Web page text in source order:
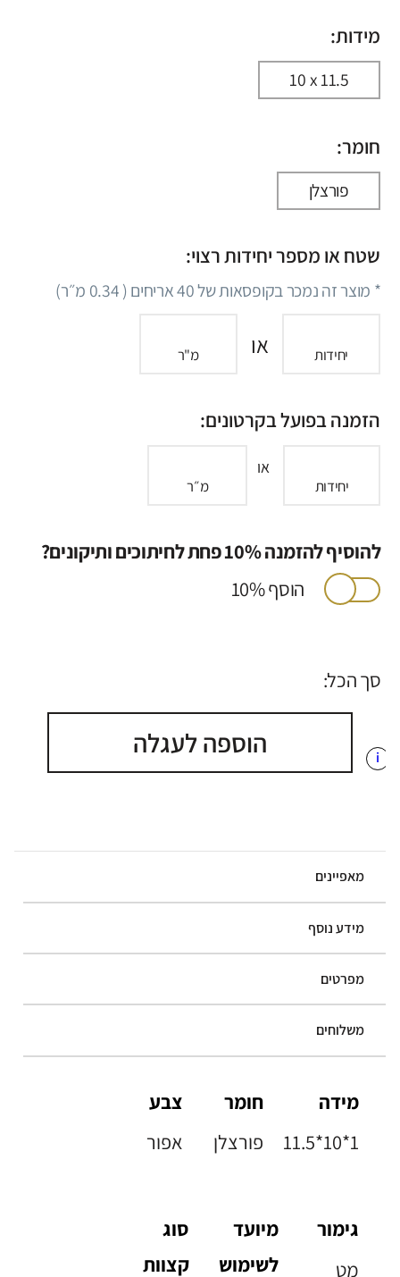
מידות:
10 x 11.5
חומר:
פורצלן
שטח או מספר יחידות רצוי:
* מוצר זה נמכר בקופסאות של40אריחים (0.34 מ״ר)
יחידות או מ"ר
הזמנה בפועל בקרטונים:
יחידות
או
מ״ר
להוסיף להזמנה 10% פחת לחיתוכים ותיקונים?
הוסף 10%
סך הכל:
הוספה לעגלה i
מאפיינים
מידע נוסף
מפרטים
משלוחים
מידה
11.5*10*1
חומר
פורצלן
צבע
אפור
גימור
מט
מיועד
לשימוש
סוג
קצוות